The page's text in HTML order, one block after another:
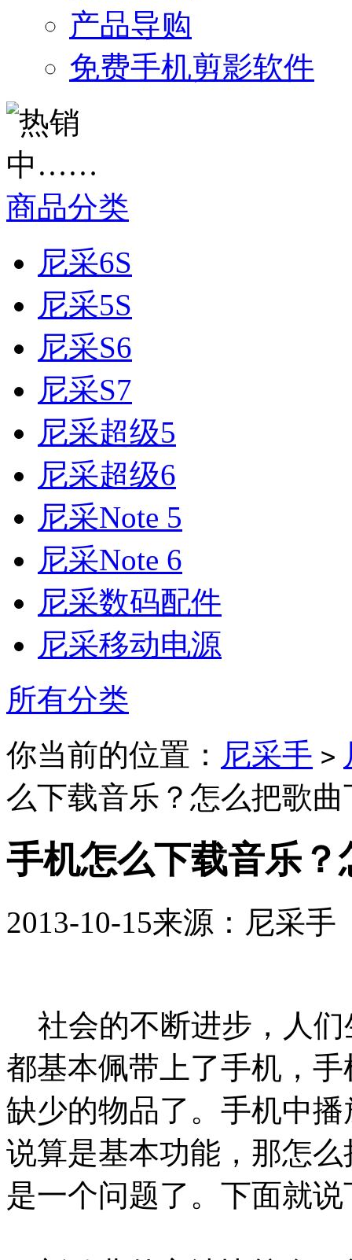
产品导购
免费手机剪影软件
商品分类
尼采6S
尼采5S
尼采S6
尼采S7
尼采超级5
尼采超级6
尼采Note 5
尼采Note 6
尼采数码配件
尼采移动电源
所有分类
你当前的位置： 尼采手 >
么下载音乐？怎么把歌
手机怎么下载音乐
2013-10-15来源：尼采手
社会的不断进步，人
都基本佩带上了手机，
缺少的物品了。手机中
说算是基本功能，那怎
是一个问题了。下面就